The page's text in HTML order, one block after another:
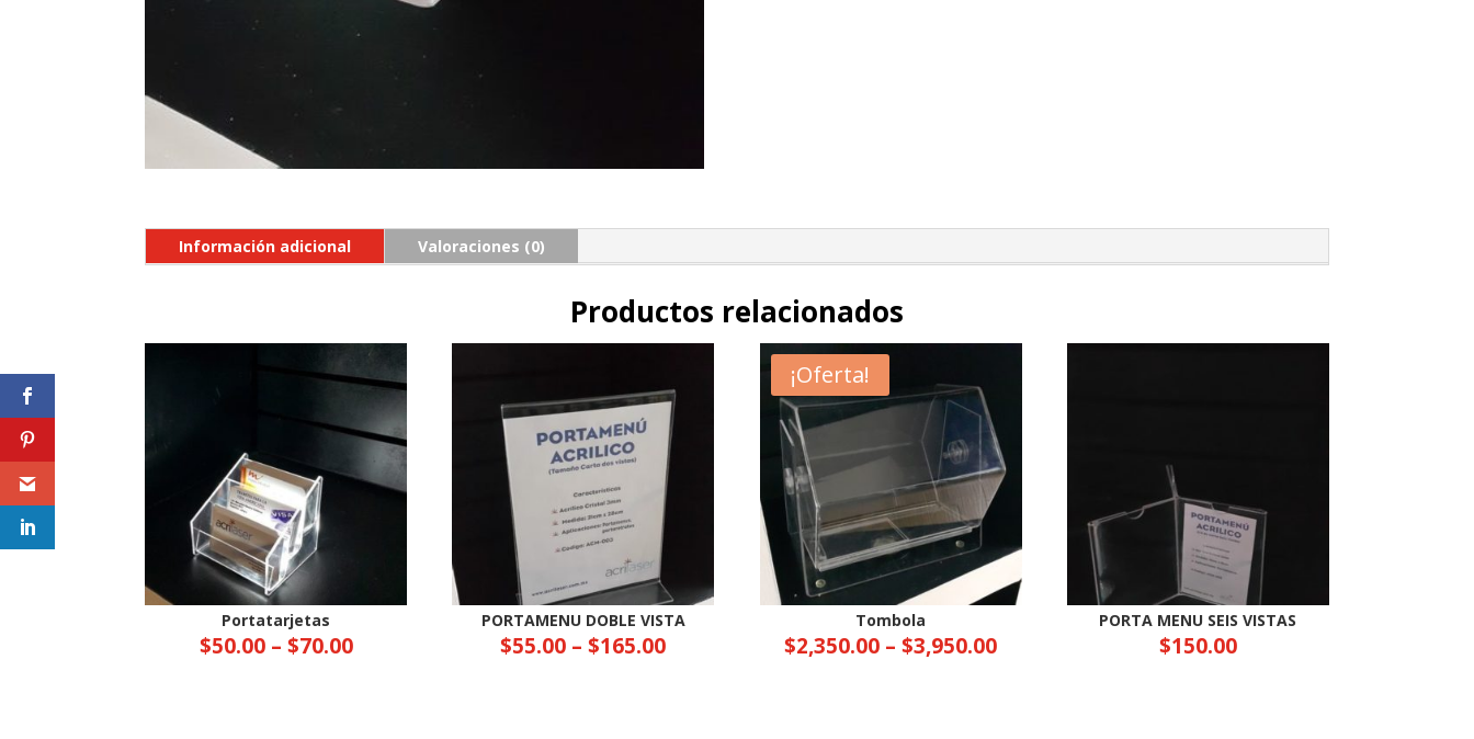
Información adicional Valoraciones (0)
Productos relacionados
Portatarjetas
$50.00– $70.00
PORTAMENU DOBLE VISTA
$55.00 –$165.00
¡Oferta!
Tombola
$2,350.00 –$3,950.00
PORTA MENU SEIS VISTAS
$150.00